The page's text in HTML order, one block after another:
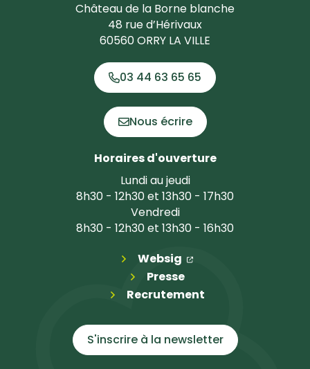
Château de la Borne blanche
48 rue d’Hérivaux
60560 ORRY LA VILLE
03 44 63 65 65
Nous écrire
Horaires d'ouverture
Lundi au jeudi
8h30 - 12h30 et 13h30 - 17h30
Vendredi
8h30 - 12h30 et 13h30 - 16h30
Websig (ouverture dans un
(ouverture dans
Presse
Recrutement
S'inscrire à la newsletter